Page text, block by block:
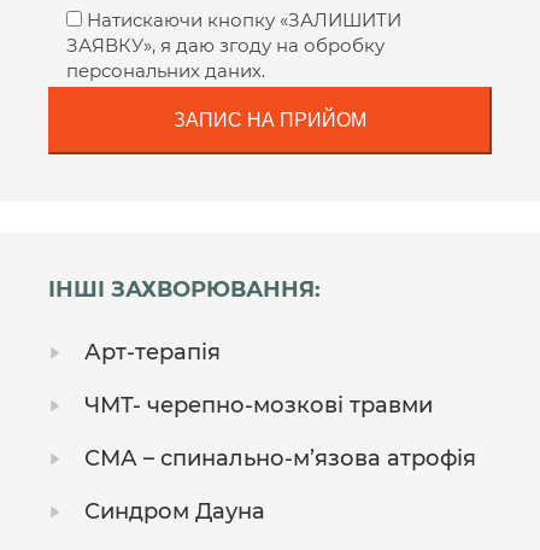
Натискаючи кнопку «ЗАЛИШИТИ
ЗАЯВКУ», я даю згоду на обробку
персональних даних.
ІНШІ ЗАХВОРЮВАННЯ:
Арт-терапія
ЧМТ- черепно-мозкові травми
СМА – спинально-м’язова атрофія
Синдром Дауна